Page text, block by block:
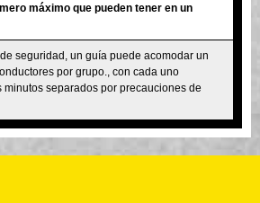
máximo que pueden tener en un
seguridad, un guía puede acomodar un
por grupo., con cada uno
minutos separados por precauciones de